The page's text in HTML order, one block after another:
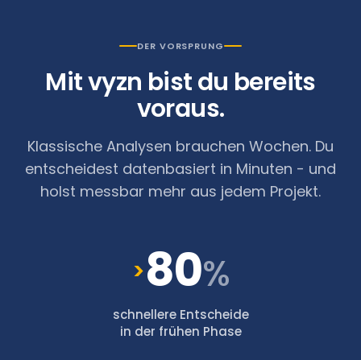
DER VORSPRUNG
Mit vyzn bist du bereits
voraus.
Klassische Analysen brauchen Wochen. Du
entscheidest datenbasiert in Minuten - und
holst messbar mehr aus jedem Projekt.
>80%
schnellere Entscheide
in der frühen Phase